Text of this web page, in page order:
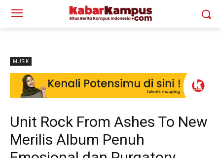
MUSIK
Unit Rock From Ashes To New
Merilis Album Penuh